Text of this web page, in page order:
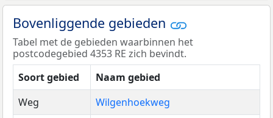
Bovenliggende gebieden
Tabel met de gebieden waarbinnen het
postcodegebied 4353 RE zich bevindt.
Soort gebied
Naam gebied
Weg
Wilgenhoekweg